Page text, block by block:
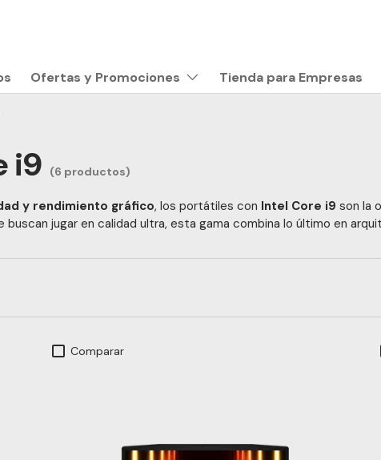
Ofertas y Promociones Tienda para Empresas
i9 (6 productos)
y rendimiento gráfico, los portátiles con Intel Core i9 son la
jugar en calidad ultra, esta gama combina lo último en
Comparar